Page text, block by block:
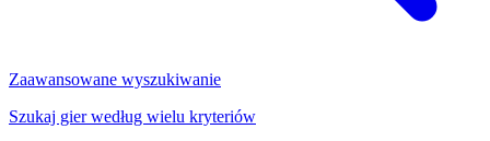
Zaawansowane wyszukiwanie
Szukaj gier według wielu kryteriów